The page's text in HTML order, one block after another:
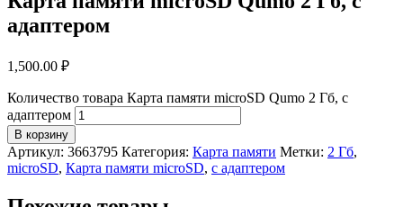
адаптером
1,500.00 ₽
Количество товара Карта памяти microSD Qumo 2 Гб, с
адаптером
В корзину
Артикул: 3663795 Категория: Карта памяти Метки: 2 Гб,
microSD, Карта памяти microSD, с адаптером